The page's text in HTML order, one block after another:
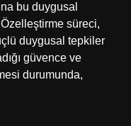
bu duygusal
süreci,
duygusal tepkiler
güvence ve
durumunda,